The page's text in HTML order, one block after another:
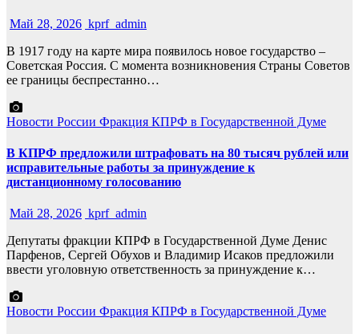
Май 28, 2026 kprf_admin
В 1917 году на карте мира появилось новое государство –
Советская Россия. С момента возникновения Страны Советов
ее границы беспрестанно…
Новости России Фракция КПРФ в Государственной Думе
В КПРФ предложили штрафовать на 80 тысяч рублей или
исправительные работы за принуждение к
дистанционному голосованию
Май 28, 2026 kprf_admin
Депутаты фракции КПРФ в Государственной Думе Денис
Парфенов, Сергей Обухов и Владимир Исаков предложили
ввести уголовную ответственность за принуждение к…
Новости России Фракция КПРФ в Государственной Думе